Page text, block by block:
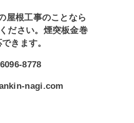
屋根工事のことなら
ださい。煙突板金巻
きます。
8778
nagi.com